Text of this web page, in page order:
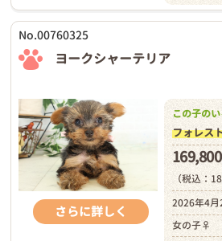
No.00760325
ヨークシャーテリア
さらに詳しく
この子の
フォレス
169,800
（税込：
2026年4
女の子♀